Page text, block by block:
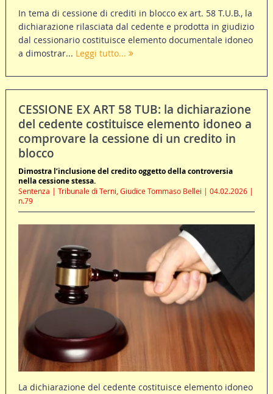
In tema di cessione di crediti in blocco ex art. 58 T.U.B., la
dichiarazione rilasciata dal cedente e prodotta in giudizio
dal cessionario costituisce elemento documentale idoneo
a dimostrar... Leggi tutto...
CESSIONE EX ART 58 TUB: la dichiarazione
del cedente costituisce elemento idoneo a
comprovare la cessione di un credito in
blocco
Dimostra l’inclusione del credito oggetto della controversia
nella cessione stessa.
Sentenza | Tribunale di Terni, Giudice Tommaso Bellei | 04.02.2026 |
n.79
La dichiarazione del cedente costituisce elemento idoneo